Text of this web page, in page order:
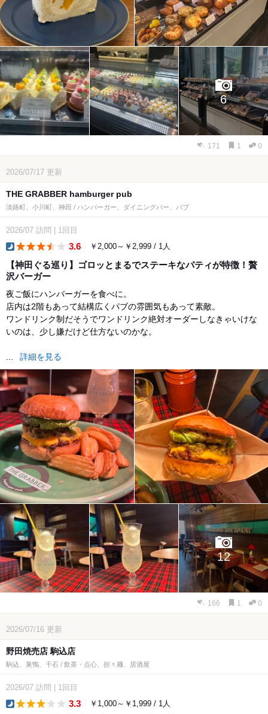
6
171 1 0
2026/07/17 更新
THE GRABBER hamburger pub
淡路町、小川町、神田 / ハンバーガー、ダイニングバー、パブ
2026/07 訪問 1回目
3.6 ￥2,000～￥2,999 / 1人
【神田ぐる巡り】ゴロッとまるでステーキなパティが特徴！贅
沢バーガー
夜ご飯にハンバーガーを食べに。
店内は2階もあって結構広くパブの雰囲気もあって素敵。
ワンドリンク制だそうでワンドリンク絶対オーダーしなきゃいけな
いのは、少し嫌だけど仕方ないのかな。
... 詳細を見る
12
166 1 0
2026/07/16 更新
野田焼売店 駒込店
駒込、巣鴨、千石 / 飲茶・点心、担々麺、居酒屋
2026/07 訪問 1回目
3.3 ￥1,000～￥1,999 / 1人